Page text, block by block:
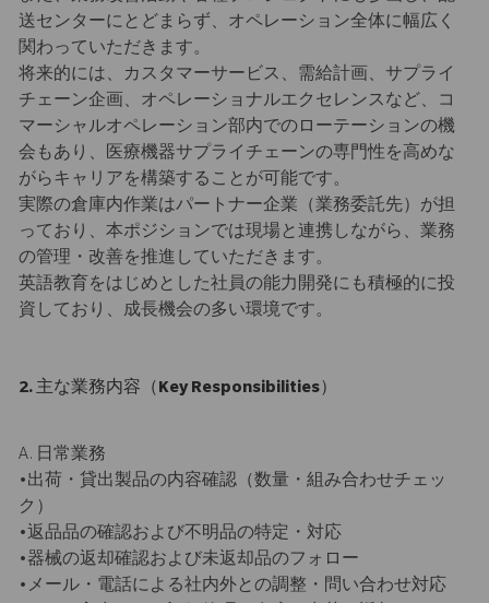
送センターにとどまらず、オペレーション全体に幅広く
関わっていただきます。
将来的には、カスタマーサービス、需給計画、サプライ
チェーン企画、オペレーショナルエクセレンスなど、コ
マーシャルオペレーション部内でのローテーションの機
会もあり、医療機器サプライチェーンの専門性を高めな
がらキャリアを構築することが可能です。
実際の倉庫内作業はパートナー企業（業務委託先）が担
っており、本ポジションでは現場と連携しながら、業務
の管理・改善を推進していただきます。
英語教育をはじめとした社員の能力開発にも積極的に投
資しており、成長機会の多い環境です。
2. 主な業務内容（Key Responsibilities）
A. 日常業務
•出荷・貸出製品の内容確認（数量・組み合わせチェッ
ク）
•返品品の確認および不明品の特定・対応
•器械の返却確認および未返却品のフォロー
•メール・電話による社内外との調整・問い合わせ対応